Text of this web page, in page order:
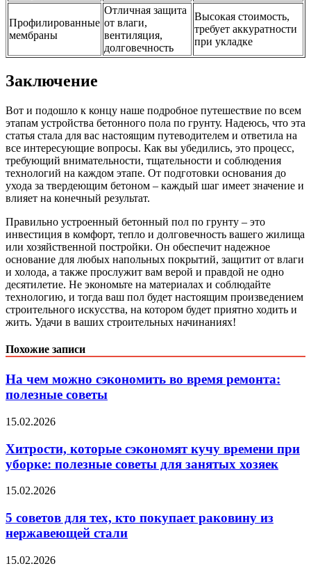
Профилированные
мембраны
Отличная защита
от влаги,
вентиляция,
долговечность
Высокая стоимость,
требует аккуратности
при укладке
Заключение
Вот и подошло к концу наше подробное путешествие по всем
этапам устройства бетонного пола по грунту. Надеюсь, что эта
статья стала для вас настоящим путеводителем и ответила на
все интересующие вопросы. Как вы убедились, это процесс,
требующий внимательности, тщательности и соблюдения
технологий на каждом этапе. От подготовки основания до
ухода за твердеющим бетоном – каждый шаг имеет значение и
влияет на конечный результат.
Правильно устроенный бетонный пол по грунту – это
инвестиция в комфорт, тепло и долговечность вашего жилища
или хозяйственной постройки. Он обеспечит надежное
основание для любых напольных покрытий, защитит от влаги
и холода, а также прослужит вам верой и правдой не одно
десятилетие. Не экономьте на материалах и соблюдайте
технологию, и тогда ваш пол будет настоящим произведением
строительного искусства, на котором будет приятно ходить и
жить. Удачи в ваших строительных начинаниях!
Похожие записи
На чем можно сэкономить во время ремонта:
полезные советы
15.02.2026
Хитрости, которые сэкономят кучу времени при
уборке: полезные советы для занятых хозяек
15.02.2026
5 советов для тех, кто покупает раковину из
нержавеющей стали
15.02.2026